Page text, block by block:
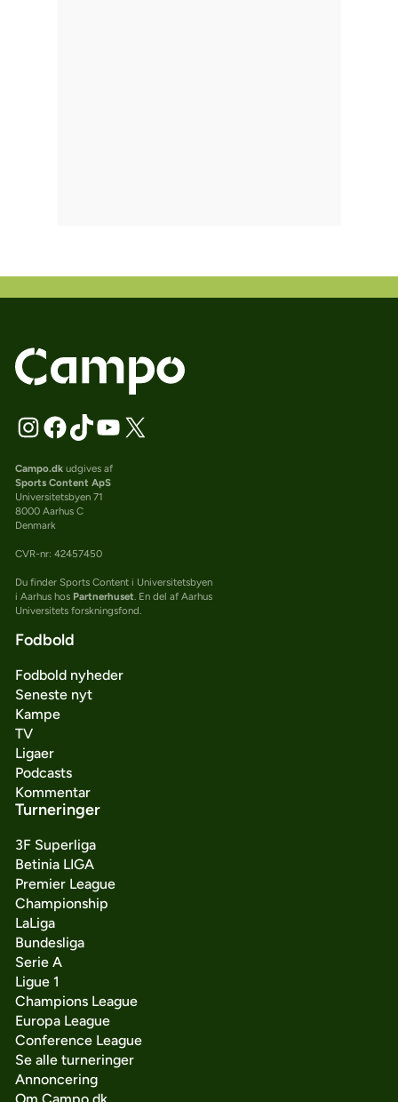
Campo.dkudgives af
Sports Content ApS
Universitetsbyen 71
8000 Aarhus C
Denmark
CVR-nr: 42457450
Du finder Sports Content i Universitetsbyen
i Aarhus hos Partnerhuset. En del af Aarhus
Universitets forskningsfond.
Fodbold
Fodbold nyheder
Seneste nyt
Kampe
TV
Ligaer
Podcasts
Kommentar
Turneringer
3F Superliga
Betinia LIGA
Premier League
Championship
LaLiga
Bundesliga
Serie A
Ligue 1
Champions League
Europa League
Conference League
Se alle turneringer
Annoncering